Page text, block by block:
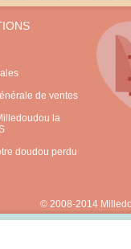
de ventes
la
doudou perdu
© 2008-2014